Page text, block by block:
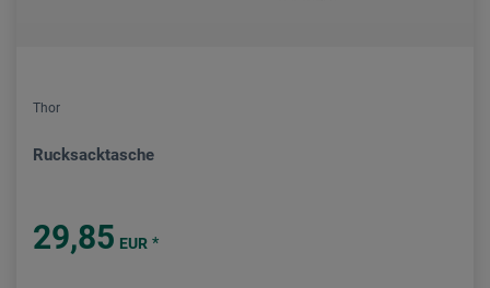
Thor
Rucksacktasche
29,85 EUR *